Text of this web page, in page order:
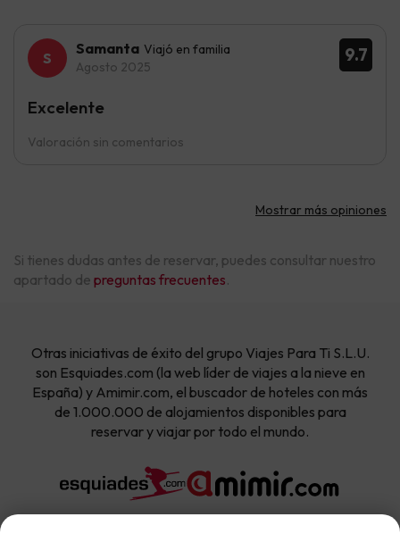
9.7
Samanta Viajó en familia
Agosto 2025
Valoración sin comentarios
Excelente
Mostrar más opiniones
Si tienes dudas antes de reservar, puedes consultar nuestro
apartado de preguntas frecuentes.
Otras iniciativas de éxito del grupo Viajes Para Ti S.L.U.
son Esquiades.com (la web líder de viajes a la nieve en
España) y Amimir.com, el buscador de hoteles con más
de 1.000.000 de alojamientos disponibles para
reservar y viajar por todo el mundo.